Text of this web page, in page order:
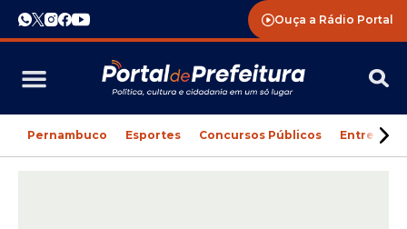
Ouça a Rádio Portal
Pernambuco Esportes Concursos Públicos